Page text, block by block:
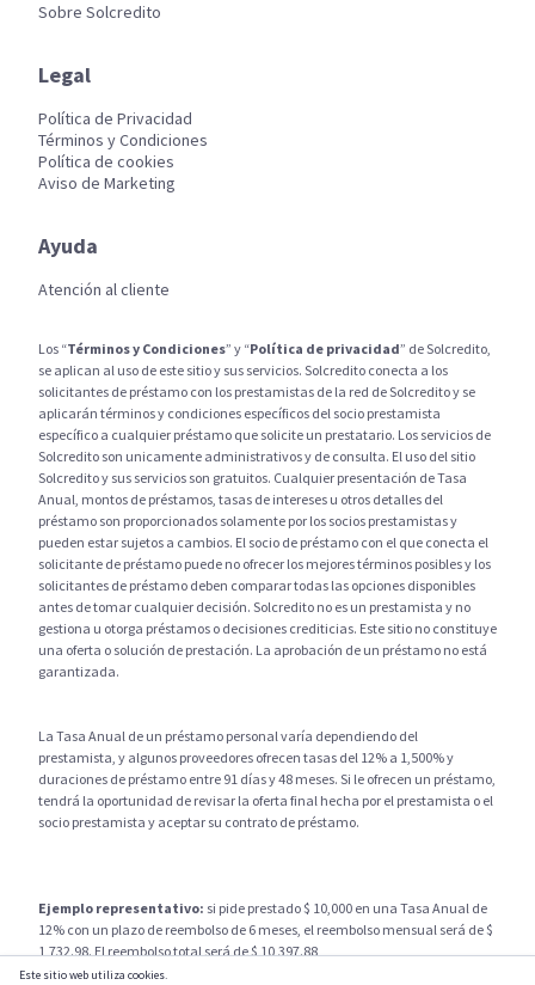
Sobre Solcredito
Legal
Política de Privacidad
Términos y Condiciones
Política de cookies
Aviso de Marketing
Ayuda
Atención al cliente
Los “Términos y Condiciones” y “Política de privacidad” de Solcredito,
se aplican al uso de este sitio y sus servicios. Solcredito conecta a los
solicitantes de préstamo con los prestamistas de la red de Solcredito y se
aplicarán términos y condiciones específicos del socio prestamista
específico a cualquier préstamo que solicite un prestatario. Los servicios de
Solcredito son unicamente administrativos y de consulta. El uso del sitio
Solcredito y sus servicios son gratuitos. Cualquier presentación de Tasa
Anual, montos de préstamos, tasas de intereses u otros detalles del
préstamo son proporcionados solamente por los socios prestamistas y
pueden estar sujetos a cambios. El socio de préstamo con el que conecta el
solicitante de préstamo puede no ofrecer los mejores términos posibles y los
solicitantes de préstamo deben comparar todas las opciones disponibles
antes de tomar cualquier decisión. Solcredito no es un prestamista y no
gestiona u otorga préstamos o decisiones crediticias. Este sitio no constituye
una oferta o solución de prestación. La aprobación de un préstamo no está
garantizada.
La Tasa Anual de un préstamo personal varía dependiendo del
prestamista, y algunos proveedores ofrecen tasas del 12% a 1,500% y
duraciones de préstamo entre 91 días y 48 meses. Si le ofrecen un préstamo,
tendrá la oportunidad de revisar la oferta final hecha por el prestamista o el
socio prestamista y aceptar su contrato de préstamo.
Ejemplo representativo: si pide prestado $ 10,000 en una Tasa Anual de
12% con un plazo de reembolso de 6 meses, el reembolso mensual será de $
1,732.98. El reembolso total será de $ 10,397.88
Este sitio web utiliza cookies.